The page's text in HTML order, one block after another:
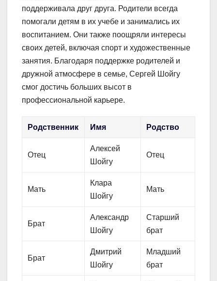
поддерживала друг друга. Родители всегда
помогали детям в их учебе и занимались их
воспитанием. Они также поощряли интересы
своих детей, включая спорт и художественные
занятия. Благодаря поддержке родителей и
дружной атмосфере в семье, Сергей Шойгу
смог достичь больших высот в
профессиональной карьере.
Родственник Имя Родство
Отец
Алексей
Шойгу
Отец
Мать
Клара
Шойгу
Мать
Брат
Александр
Шойгу
Старший
брат
Брат
Дмитрий
Шойгу
Младший
брат